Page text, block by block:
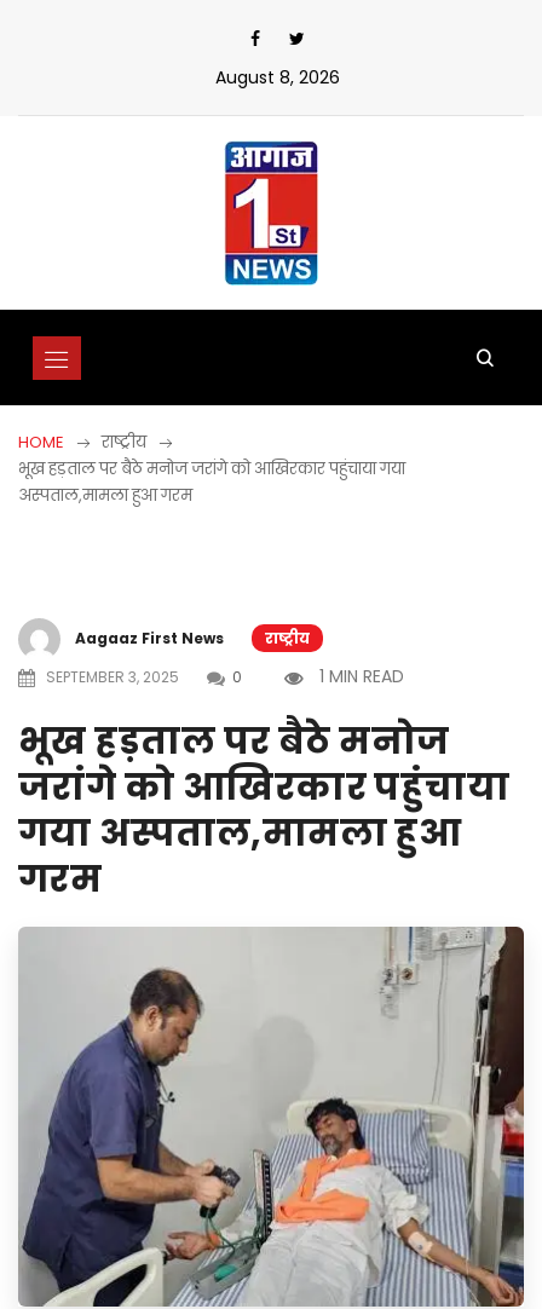
August 8, 2026
HOME
राष्ट्रीय
भूख हड़ताल पर बैठे मनोज जरांगे को आखिरकार पहुंचाया गया
अस्पताल,मामला हुआ गरम
Aagaaz First News
राष्ट्रीय
SEPTEMBER 3, 2025
0 1 MIN READ
भूख हड़ताल पर बैठे मनोज
जरांगे को आखिरकार पहुंचाया
गया अस्पताल,मामला हुआ
गरम